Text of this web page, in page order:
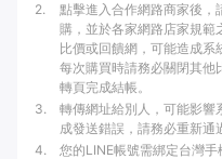
2.
點擊進入合作網路商家後
購，並於各家網路店家規範
比價或回饋網，可能造成系
每次購買時請務必關閉其他
轉頁完成結帳。
3.
轉傳網址給別人，可能影響
成發送錯誤，請務必重新通
4.
您的LINE帳號需綁定台灣手